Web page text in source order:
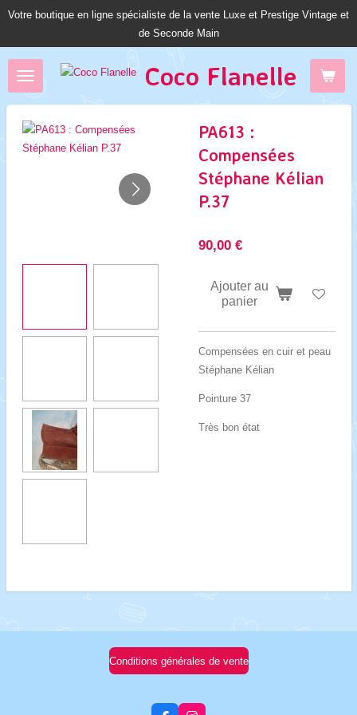
Passer
principal
Coco Flanelle
Votre boutique en ligne spécialiste de la vente Luxe et Prestige Vintage et
de Seconde Main
PA613 :
Compensées
Stéphane Kélian
P.37
90,00 €
Ajouter au
panier
Compensées en cuir et peau
Stéphane Kélian
Pointure 37
Très bon état
Conditions générales de vente